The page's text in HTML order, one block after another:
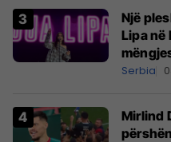
Një
Lipa në
shpall
Serbia
Mirlind